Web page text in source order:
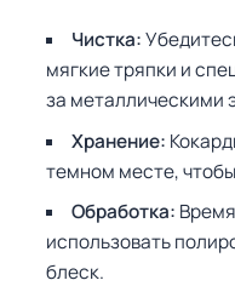
Чистка:
мягкие тряпки и
за металлическими
Хранение:
темном месте,
Обработка:
использовать
блеск.